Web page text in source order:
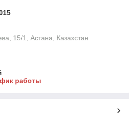
15/1, Астана, Казахстан
работы